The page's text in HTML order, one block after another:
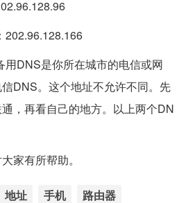
202.96.128.166
DNS是你所在城市的电信或网
DNS。这个地址不允许不同。先
，再看自己的地方。以上两个DN
家有所帮助。
地址 手机 路由器